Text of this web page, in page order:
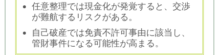
任意整理では現金化が発覚すると、交渉
が難航するリスクがある。
自己破産では免責不許可事由に該当し、
管財事件になる可能性が高まる。